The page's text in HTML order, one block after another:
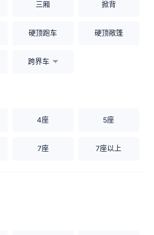
三厢 掀背
硬顶跑车 硬顶敞篷
跨界车
4座 5座
7座 7座以上